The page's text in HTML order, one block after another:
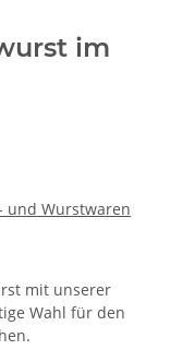
im
und Wurstwaren
mit unserer
Wahl für den